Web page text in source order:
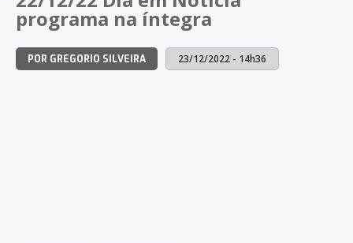
programa na íntegra
POR GREGORIO SILVEIRA 23/12/2022 - 14h36